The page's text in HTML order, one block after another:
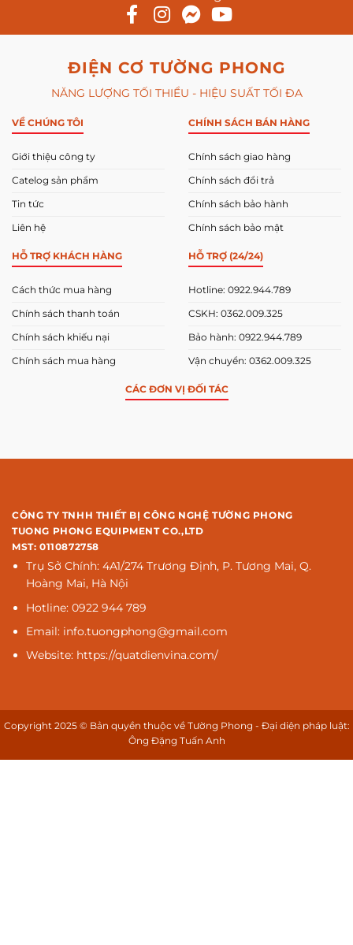
ĐIỆN CƠ TƯỜNG PHONG
NĂNG LƯỢNG TỐI THIỂU - HIỆU SUẤT TỐI ĐA
VỀ CHÚNG TÔI
Giới thiệu công ty
Catelog sản phẩm
Tin tức
Liên hệ
CHÍNH SÁCH BÁN HÀNG
Chính sách giao hàng
Chính sách đổi trả
Chính sách bảo hành
Chính sách bảo mật
HỖ TRỢ KHÁCH HÀNG
Cách thức mua hàng
Chính sách thanh toán
Chính sách khiếu nại
Chính sách mua hàng
HỖ TRỢ (24/24)
Hotline: 0922.944.789
CSKH: 0362.009.325
Bảo hành: 0922.944.789
Vận chuyển: 0362.009.325
CÁC ĐƠN VỊ ĐỐI TÁC
CÔNG TY TNHH THIẾT BỊ CÔNG NGHỆ TƯỜNG PHONG
TUONG PHONG EQUIPMENT CO.,LTD
MST: 0110872758
Trụ Sở Chính: 4A1/274 Trương Định, P. Tương Mai, Q.
Hoàng Mai, Hà Nội
Hotline: 0922 944 789
Email: info.tuongphong@gmail.com
Website: https://quatdienvina.com/
Copyright 2025 © Bản quyền thuộc về Tường Phong - Đại diện pháp luật:
Ông Đặng Tuấn Anh